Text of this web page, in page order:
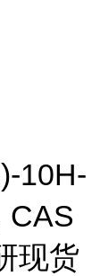
10H-
CAS
现货